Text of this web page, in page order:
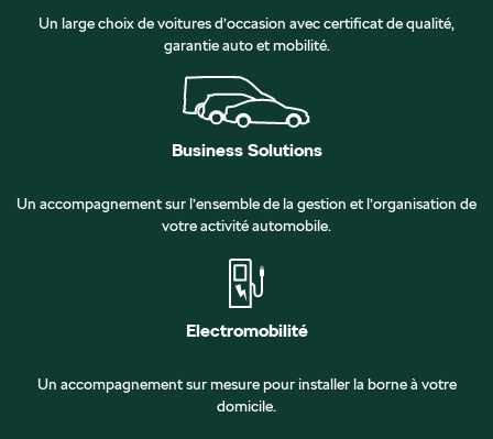
Un large choix de voitures d’occasion avec certificat de qualité,
garantie auto et mobilité.
Business Solutions
Un accompagnement sur l’ensemble de la gestion et l’organisation de
votre activité automobile.
Electromobilité
Un accompagnement sur mesure pour installer la borne à votre
domicile.